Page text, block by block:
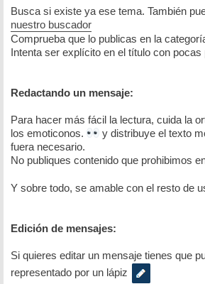
Busca si existe ya ese tema. También
nuestro buscador
Comprueba que lo publicas en la
Intenta ser explícito en el título con pocas
Redactando un mensaje:
Para hacer más fácil la lectura, cuida la
los emoticonos.
y distribuye el texto
fuera necesario.
No publiques contenido que prohibimos
Y sobre todo, se amable con el resto de
Edición de mensajes:
Si quieres editar un mensaje tienes que
representado por un lápiz